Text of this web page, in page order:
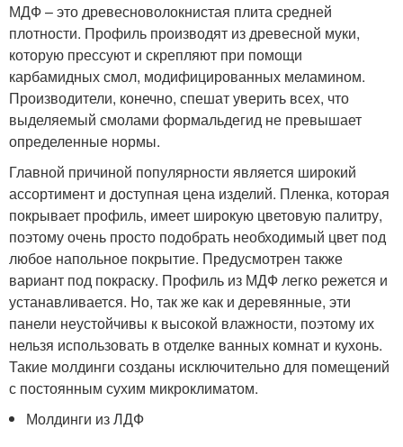
МДФ – это древесноволокнистая плита средней
плотности. Профиль производят из древесной муки,
которую прессуют и скрепляют при помощи
карбамидных смол, модифицированных меламином.
Производители, конечно, спешат уверить всех, что
выделяемый смолами формальдегид не превышает
определенные нормы.
Главной причиной популярности является широкий
ассортимент и доступная цена изделий. Пленка, которая
покрывает профиль, имеет широкую цветовую палитру,
поэтому очень просто подобрать необходимый цвет под
любое напольное покрытие. Предусмотрен также
вариант под покраску. Профиль из МДФ легко режется и
устанавливается. Но, так же как и деревянные, эти
панели неустойчивы к высокой влажности, поэтому их
нельзя использовать в отделке ванных комнат и кухонь.
Такие молдинги созданы исключительно для помещений
с постоянным сухим микроклиматом.
Молдинги из ЛДФ